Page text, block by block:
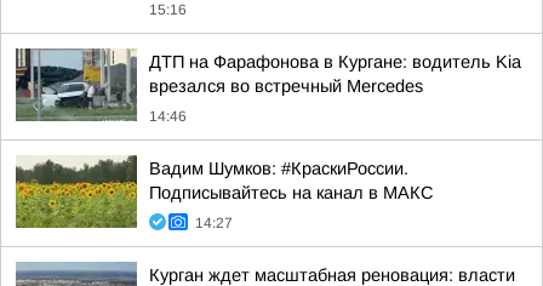
15:16
ДТП на Фарафонова в Кургане: водитель Kia
врезался во встречный Mercedes
14:46
Вадим Шумков: #КраскиРоссии.
Подписывайтесь на канал в МАКС
14:27
Курган ждет масштабная реновация: власти